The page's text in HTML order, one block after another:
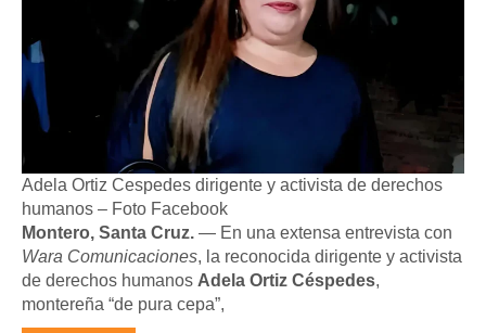
Adela Ortiz Cespedes dirigente y activista de derechos
humanos – Foto Facebook
Montero, Santa Cruz. — En una extensa entrevista con
Wara Comunicaciones, la reconocida dirigente y activista
de derechos humanos Adela Ortiz Céspedes,
montereña “de pura cepa”,